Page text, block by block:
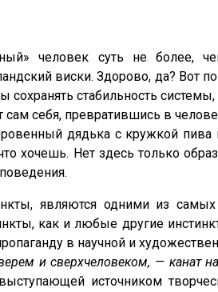
человек суть не более,
виски. Здорово, да? Вот
стабильность
сам себя, превратившись в
дядька с кружкой
Нет здесь только
являются одними из
как и любые другие
в научной и
и сверхчеловеком, — канат
источником